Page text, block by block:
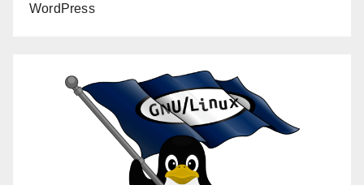
WordPress